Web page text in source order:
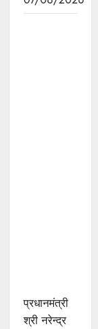
प्रधानमंत्री
श्री नरेन्‍द्र